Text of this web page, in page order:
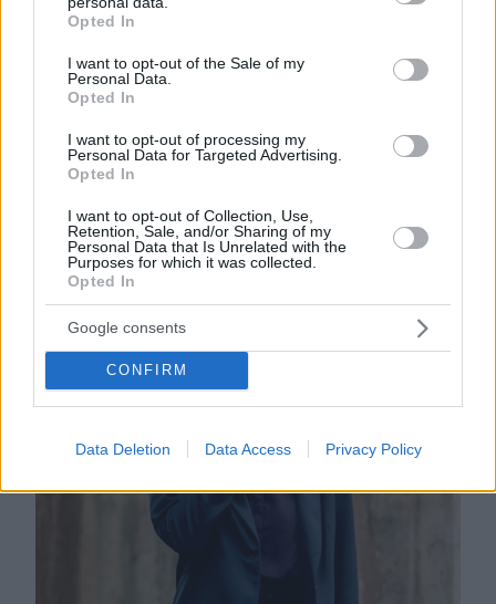
grant or deny consent to Google and its third-party tags to
use your data for below specified purposes in below Google
consent section.
Opted In
I want to opt-out of the Sale of my
Personal Data.
Opted In
I want to opt-out of processing my
Personal Data for Targeted Advertising.
Opted In
I want to opt-out of Collection, Use,
Retention, Sale, and/or Sharing of my
Personal Data that Is Unrelated with the
Purposes for which it was collected.
Opted In
Google consents
CONFIRM
Data Deletion Data Access Privacy Policy
από τα μέλη του συνεργείου του “The
από μερικούς μήνες για τον “Ρίπλεϊ”. Ηταν
μια υπέροχη σύμπτωση που ξαναβρέθηκα
εκεί, και σίγουρα υπάρχουν πολύ χειρότερα
μέρη από την ακτή του Αμάλφι για να
δουλέψεις», λέει αστειευόμενη και
τονίζοντας την ομορφιά της κοσμοπολίτικης
ακτογραμμής.